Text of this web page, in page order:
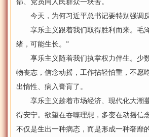
部、党员同人民群众一块苦。
今天，为何习近平总书记要特别强调反
享乐主义跟着我们取得胜利而来。毛
绪，可能生长。”
享乐主义随着我们执掌权力伴生。少数
物丧志，信念动摇，工作拈轻怕重，不愿
出惰性、病入膏肓了。
享乐主义趁着市场经济、现代化大潮蔓
得安宁。欲望在吞噬理想，多变在动摇信
不仅是生出一种病态，而是形成一种奢靡